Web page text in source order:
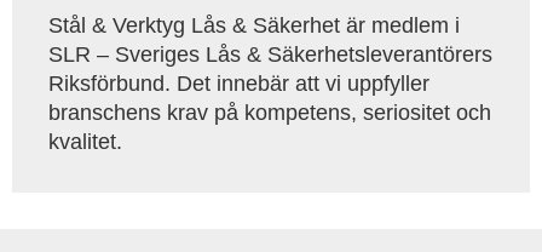
Stål & Verktyg Lås & Säkerhet är medlem i
SLR – Sveriges Lås & Säkerhetsleverantörers
Riksförbund. Det innebär att vi uppfyller
branschens krav på kompetens, seriositet och
kvalitet.